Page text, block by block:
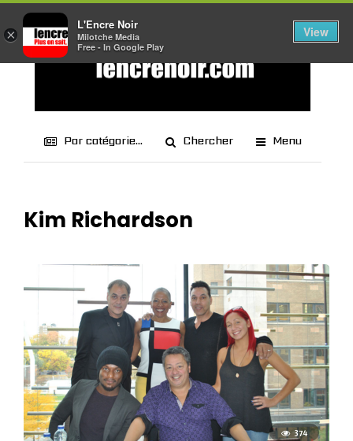
Par catégorie... Chercher Menu
Kim Richardson
374
×
L'Encre Noir
Milotche Media
Free - In Google Play
View